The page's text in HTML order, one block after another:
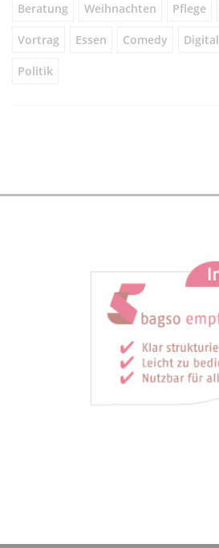
Beratung Weihnachten Pflege
Vortrag Essen Comedy Digital
Politik